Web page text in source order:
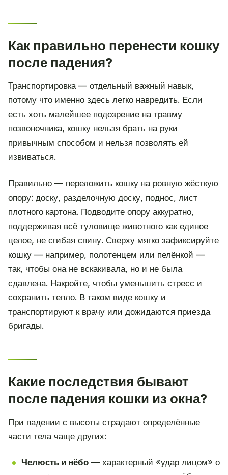
Как правильно перенести кошку
после падения?
Транспортировка — отдельный важный навык,
потому что именно здесь легко навредить. Если
есть хоть малейшее подозрение на травму
позвоночника, кошку нельзя брать на руки
привычным способом и нельзя позволять ей
извиваться.
Правильно — переложить кошку на ровную жёсткую
опору: доску, разделочную доску, поднос, лист
плотного картона. Подводите опору аккуратно,
поддерживая всё туловище животного как единое
целое, не сгибая спину. Сверху мягко зафиксируйте
кошку — например, полотенцем или пелёнкой —
так, чтобы она не вскакивала, но и не была
сдавлена. Накройте, чтобы уменьшить стресс и
сохранить тепло. В таком виде кошку и
транспортируют к врачу или дожидаются приезда
бригады.
Какие последствия бывают
после падения кошки из окна?
При падении с высоты страдают определённые
части тела чаще других:
Челюсть и нёбо— характерный «удар лицом» о